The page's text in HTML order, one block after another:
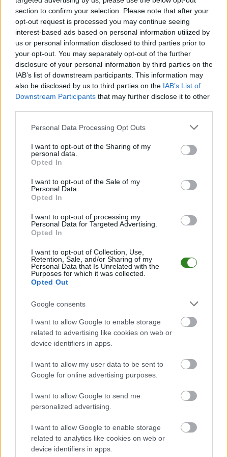
section to confirm your selection. Please note that after your
opt-out request is processed you may continue seeing
interest-based ads based on personal information utilized by
us or personal information disclosed to third parties prior to
your opt-out. You may separately opt-out of the further
disclosure of your personal information by third parties on the
IAB’s list of downstream participants. This information may
also be disclosed by us to third parties on the IAB’s List of
Downstream Participants that may further disclose it to other
Please note that this website/app uses one or more Google
not limited to your visit or usage behaviour. You may click to
grant or deny consent to Google and its third-party tags to
use your data for below specified purposes in below Google
consent section.
Personal Data Processing Opt Outs
I want to opt-out of the Sharing of my
personal data.
Opted In
I want to opt-out of the Sale of my
Personal Data.
Opted In
I want to opt-out of processing my
Personal Data for Targeted Advertising.
Opted In
I want to opt-out of Collection, Use,
Retention, Sale, and/or Sharing of my
Personal Data that Is Unrelated with the
Purposes for which it was collected.
Opted Out
Google consents
I want to allow Google to enable storage
related to advertising like cookies on web or
device identifiers in apps.
I want to allow my user data to be sent to
Google for online advertising purposes.
I want to allow Google to send me
personalized advertising.
I want to allow Google to enable storage
related to analytics like cookies on web or
device identifiers in apps.
lokalnej piłki nożnej. Jeżeli aktualnie nie widzisz tutaj danych z pewnością
pracujemy nad tym żeby je uzupełnić.
Wynik meczu Widzew Łódź vs Górnik Zabrze
Po zakończeniu spotkania automatycznie publikujemyoficjalny wynik
spotkania, a także dane meczowe, jeśli są dostępne.
Pełny harmonogram rozgrywek dostępny jest tutaj:Ekstraklasa -
terminarz.
Informacje o składach i strzelcach
rezerwowych, zmiany oraz listę strzelców bramek. Informacje te
Jeśli jesteś kibicem klubu Widzew Łódź lub Górnik Zabrze - zaglądaj tutaj
częściej. Nasz serwis regularnie dostarcza informacje o
PodkarpacieLive.pl to największa bazameczów lokalnych drużyn
piłkarskichw województwie. Sprawdź nasze relacje, śledź ulubioną ligę i
bądź na bieżąco z wydarzeniami z boisk!
Analiza przed meczem: Widzew Łódź vs Górnik Zabrze
Widzew Łódź - Górnik Zabrze
Początek meczu o godz. 17:30.
Widzew Łódźprzystępuje do tego spotkania w roli gospodarza. Jak
drużyna radzi sobie w sezonie 2025/2026 rozgrywek Ekstraklasa przed
własną publicznością? Na tej stronie możecie zobaczyć tabelę
uwzględniającą tylko mecze u siebie. W tabeli biorącej pod uwagę tylko
mecze wyjazdowe możecie natomiast sprawdzić jak spisuje się klub
Ekstraklasa - sytuacja w tabeli
Przed meczami 26. kolejki - Ekstraklasa gospodarze (Widzew Łódź)
miejscu.
Poniżej znajdziesz także ostatnie mecze obu drużyn oraz statystyki
Widzew Łódź vs. Górnik Zabrze - relacja, wynik na żywo,
transmisja
Wynik meczu Widzew Łódź - Górnik Zabrze znajdziesz na naszej stronie
zaraz po jego zakończeniu. Jeżeli szukasz informacji meczowych, zajrzyj
Widzew Łódź vs. Górnik Zabrze - wynik, składy, strzelcy
Jeżeli w internecie lub TV dostępna jest